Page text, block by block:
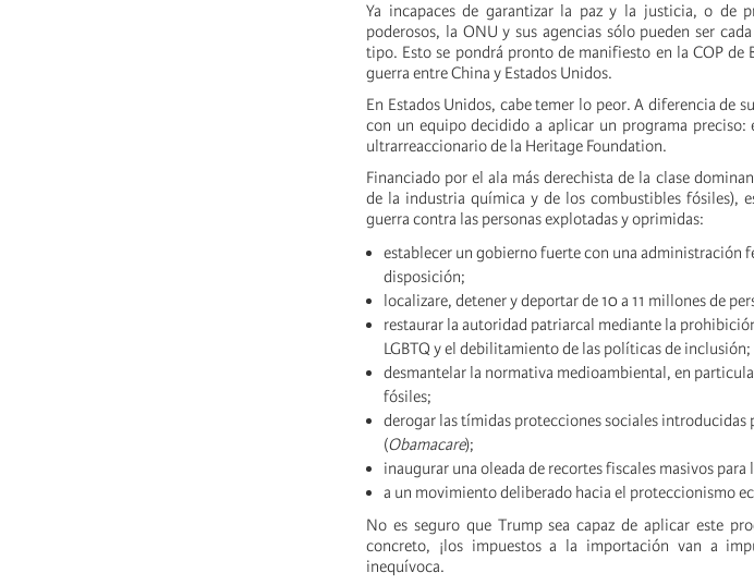
Ya incapaces de garantizar la paz y la justicia, o de
poderosos, la ONU y sus agencias sólo pueden ser
tipo. Esto se pondrá pronto de manifiesto en la COP de
guerra entre China y Estados Unidos.
En Estados Unidos, cabe temer lo peor. A diferencia de
con un equipo decidido a aplicar un programa preciso:
ultrarreaccionario de la Heritage Foundation.
Financiado por el ala más derechista de la clase
de la industria química y de los combustibles fósiles),
guerra contra las personas explotadas y oprimidas:
establecer un gobierno fuerte con una administración
disposición;
localizare, detener y deportar de 10 a 11 millones de
restaurar la autoridad patriarcal mediante la
LGBTQ y el debilitamiento de las políticas de inclusión;
desmantelar la normativa medioambiental, en
fósiles;
derogar las tímidas protecciones sociales introducidas
(Obamacare);
inaugurar una oleada de recortes fiscales masivos
a un movimiento deliberado hacia el proteccionismo
No es seguro que Trump sea capaz de aplicar este
concreto, ¡los impuestos a la importación van a
inequívoca.